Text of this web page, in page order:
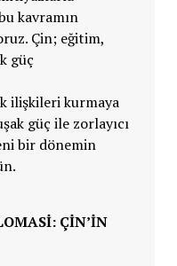
kavramın
Çin; eğitim,
güç
ilişkileri kurmaya
güç ile zorlayıcı
bir dönemin
ÇİN’İN